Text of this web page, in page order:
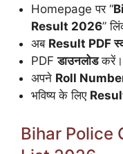
Homepage पर “
Result 2026”
अब Result PDF
PDFडाउनलोडकरें।
अपने Roll
भविष्य के लिए
Bihar Police